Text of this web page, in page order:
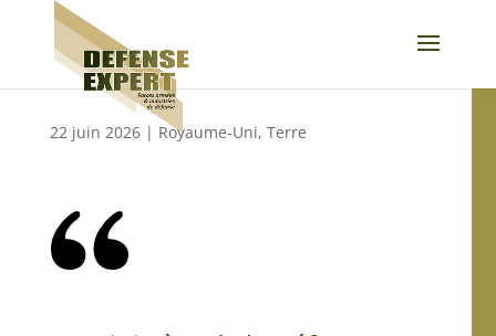
22 juin 2026| Royaume-Uni, Terre